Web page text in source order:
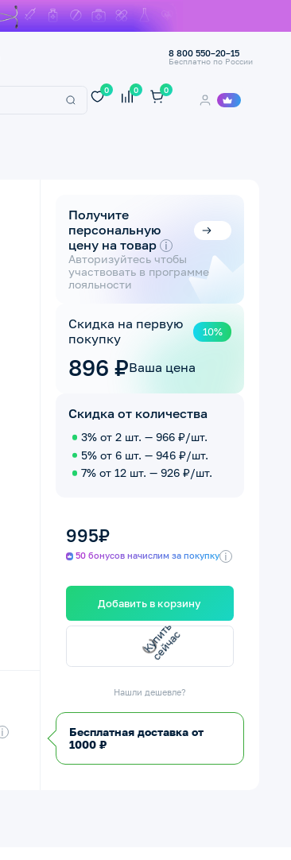
8 800 550–20–15
Бесплатно по России
0 0 0
i
Получите
персональную
цену на товар i
Авторизуйтесь чтобы
участвовать в программе
лояльности
Скидка на первую
покупку
10%
896 ₽Ваша цена
Скидка от количества
3% от 2 шт. — 966 ₽/шт.
5% от 6 шт. — 946 ₽/шт.
7% от 12 шт. — 926 ₽/шт.
995₽
50 бонусов начислим за покупку i
Добавить в корзину
К
у
п
и
т
ь
с
е
й
ч
а
с
Нашли дешевле?
Бесплатная доставка от
1000 ₽